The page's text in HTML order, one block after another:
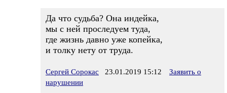
Да что судьба? Она индейка,
мы с ней проследуем туда,
где жизнь давно уже копейка,
и толку нету от труда.
Сергей Сорокас 23.01.2019 15:12
Заявить о
нарушении